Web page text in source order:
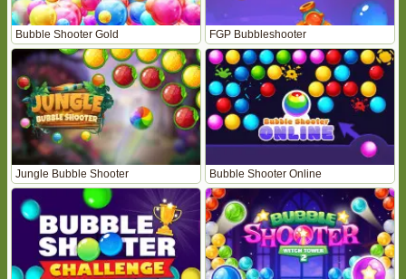
Bubble Shooter Gold FGP Bubbleshooter
Jungle Bubble Shooter Bubble Shooter Online